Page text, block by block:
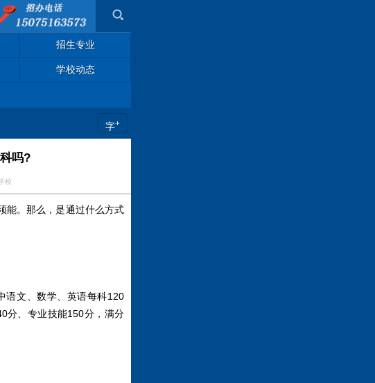
招生专业
学校动态
字+
吗?
校
能。那么，是通过什么方式
语文、数学、英语每科120
分、专业技能150分，满分